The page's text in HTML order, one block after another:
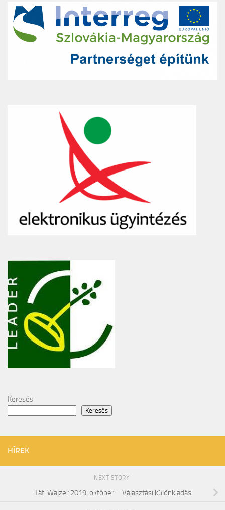
Keresés
Keresés
HÍREK
NEXT STORY
Táti Walzer 2019. október – Választási különkiadás